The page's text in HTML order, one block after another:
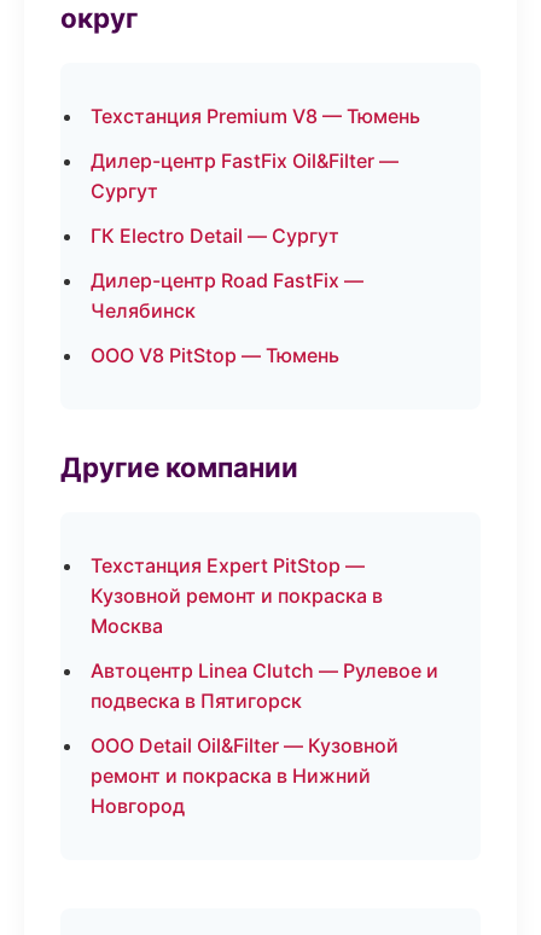
округ
Техстанция Premium V8 — Тюмень
Дилер-центр FastFix Oil&Filter —
Сургут
ГК Electro Detail — Сургут
Дилер-центр Road FastFix —
Челябинск
ООО V8 PitStop — Тюмень
Другие компании
Техстанция Expert PitStop —
Кузовной ремонт и покраска в
Москва
Автоцентр Linea Clutch — Рулевое и
подвеска в Пятигорск
ООО Detail Oil&Filter — Кузовной
ремонт и покраска в Нижний
Новгород